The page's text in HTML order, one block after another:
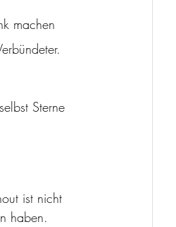
machen
Sterne
ist nicht
haben.